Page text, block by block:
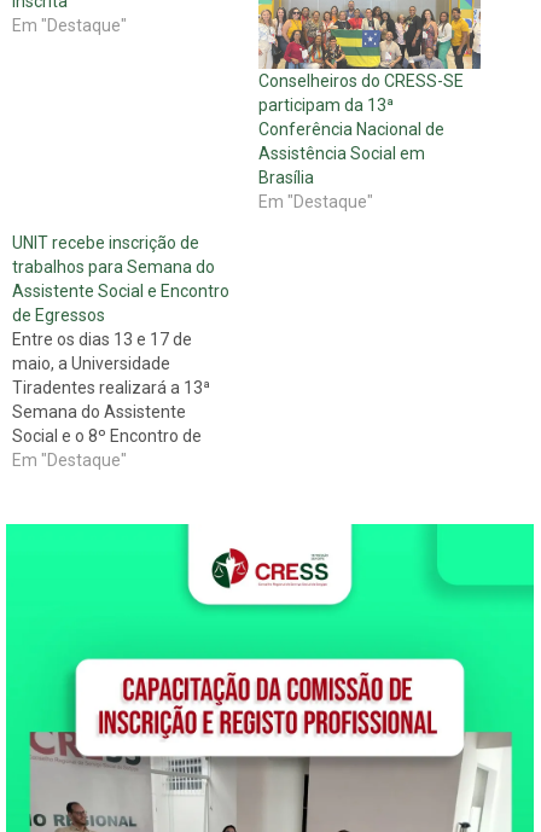
Em "Destaque"
Conselheiros do CRESS-SE
participam da 13ª
Conferência Nacional de
Assistência Social em
Brasília
Em "Destaque"
UNIT recebe inscrição de
trabalhos para Semana do
Assistente Social e Encontro
de Egressos
Entre os dias 13 e 17 de
maio, a Universidade
Tiradentes realizará a 13ª
Semana do Assistente
Social e o 8º Encontro de
Egressos nos campus de
trabalhos para os eventos.
Em "Destaque"